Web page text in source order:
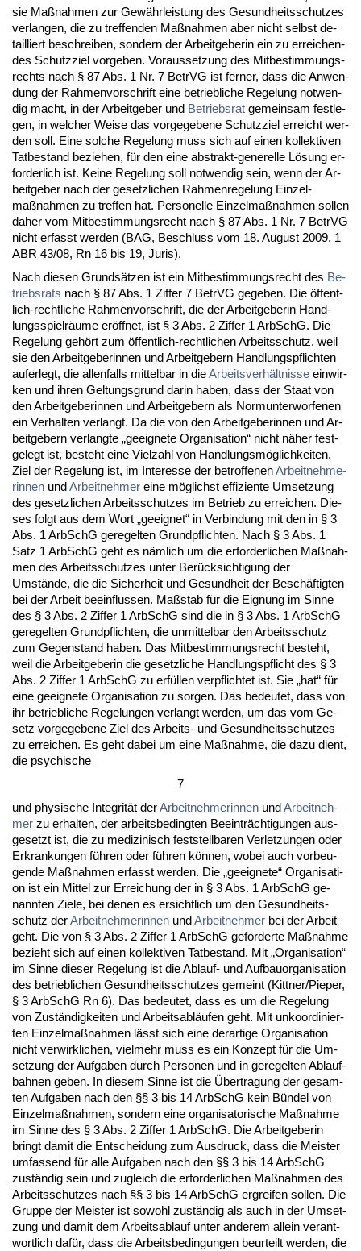
sie Maßnah­men zur Gewähr­leis­tung des Ge­sund­heits­schut­zes
ver­lan­gen, die zu tref­fen­den Maßnah­men aber nicht selbst de­
tail­liert be­schrei­ben, son­dern der Ar­beit­ge­be­rin ein zu er­rei­chen­
des Schutz­ziel vor­ge­ben. Vor­aus­set­zung des Mit­be­stim­mungs­
rechts nach § 87 Abs. 1 Nr. 7 Be­trVG ist fer­ner, dass die An­wen­
dung der Rah­men­vor­schrift ei­ne be­trieb­li­che Re­ge­lung not­wen­
dig macht, in der Ar­beit­ge­ber und Be­triebs­rat ge­mein­sam fest­le­
gen, in wel­cher Wei­se das vor­ge­ge­be­ne Schutz­ziel er­reicht wer­
den soll. Ei­ne sol­che Re­ge­lung muss sich auf ei­nen kol­lek­ti­ven
Tat­be­stand be­zie­hen, für den ei­ne abs­trakt-ge­ne­rel­le Lösung er­
for­der­lich ist. Kei­ne Re­ge­lung soll not­wen­dig sein, wenn der Ar­
beit­ge­ber nach der ge­setz­li­chen Rah­men­re­ge­lung Ein­zel­
maßnah­men zu tref­fen hat. Per­so­nel­le Ein­zel­maßnah­men sol­len
da­her vom Mit­be­stim­mungs­recht nach § 87 Abs. 1 Nr. 7 Be­trVG
nicht er­fasst wer­den (BAG, Be­schluss vom 18. Au­gust 2009, 1
ABR 43/08, Rn 16 bis 19, Ju­ris).
Nach die­sen Grundsätzen ist ein Mit­be­stim­mungs­recht des Be­
triebs­rats nach § 87 Abs. 1 Zif­fer 7 Be­trVG ge­ge­ben. Die öffent­
lich-recht­li­che Rah­men­vor­schrift, die der Ar­beit­ge­be­rin Hand­
lungs­spielräume eröff­net, ist § 3 Abs. 2 Zif­fer 1 Ar­bSchG. Die
Re­ge­lung gehört zum öffent­lich-recht­li­chen Ar­beits­schutz, weil
sie den Ar­beit­ge­be­rin­nen und Ar­beit­ge­bern Hand­lungs­pflich­ten
auf­er­legt, die al­len­falls mit­tel­bar in dieAr­beits­verhält­nis­se ein­wir­
ken und ih­ren Gel­tungs­grund dar­in ha­ben, dass der Staat von
den Ar­beit­ge­be­rin­nen und Ar­beit­ge­bern als Nor­mun­ter­wor­fe­nen
ein Ver­hal­ten ver­langt. Da die von den Ar­beit­ge­be­rin­nen und Ar­
beit­ge­bern ver­lang­te „ge­eig­ne­te Or­ga­ni­sa­ti­on“ nicht näher fest­
ge­legt ist, be­steht ei­ne Viel­zahl von Hand­lungsmöglich­kei­ten.
Ziel der Re­ge­lung ist, im In­ter­es­se der be­trof­fe­nenAr­beit­neh­me­
rin­nen undAr­beit­neh­mer ei­ne möglichst ef­fi­zi­en­te Um­set­zung
des ge­setz­li­chen Ar­beits­schut­zes im Be­trieb zu er­rei­chen. Die­
ses folgt aus dem Wort „ge­eig­net“ in Ver­bin­dung mit den in § 3
Abs. 1 Ar­bSchG ge­re­gel­ten Grund­pflich­ten. Nach § 3 Abs. 1
Satz 1 Ar­bSchG geht es nämlich um die er­for­der­li­chen Maßnah­
men des Ar­beits­schut­zes un­ter Berück­sich­ti­gung der
Umstände, die die Si­cher­heit und Ge­sund­heit der Beschäftig­ten
bei der Ar­beit be­ein­flus­sen. Maßstab für die Eig­nung im Sin­ne
des § 3 Abs. 2 Zif­fer 1 Ar­bSchG sind die in § 3 Abs. 1 Ar­bSchG
ge­re­gel­ten Grund­pflich­ten, die un­mit­tel­bar den Ar­beits­schutz
zum Ge­gen­stand ha­ben. Das Mit­be­stim­mungs­recht be­steht,
weil die Ar­beit­ge­be­rin die ge­setz­li­che Hand­lungs­pflicht des § 3
Abs. 2 Zif­fer 1 Ar­bSchG zu erfüllen ver­pflich­tet ist. Sie „hat“ für
ei­ne ge­eig­ne­te Or­ga­ni­sa­ti­on zu sor­gen. Das be­deu­tet, dass von
ihr be­trieb­li­che Re­ge­lun­gen ver­langt wer­den, um das vom Ge­
setz vor­ge­ge­be­ne Ziel des Ar­beits- und Ge­sund­heits­schut­zes
zu er­rei­chen. Es geht da­bei um ei­ne Maßnah­me, die da­zu dient,
die psy­chi­sche
7
und phy­si­sche In­te­grität derAr­beit­neh­me­rin­nen undAr­beit­neh­
mer zu er­hal­ten, der ar­beits­be­ding­ten Be­ein­träch­ti­gun­gen aus­
ge­setzt ist, die zu me­di­zi­nisch fest­stell­ba­ren Ver­let­zun­gen oder
Er­kran­kun­gen führen oder führen können, wo­bei auch vor­beu­
gen­de Maßnah­men er­fasst wer­den. Die „ge­eig­ne­te“ Or­ga­ni­sa­ti­
on ist ein Mit­tel zur Er­rei­chung der in § 3 Abs. 1 Ar­bSchG ge­
nann­ten Zie­le, bei de­nen es er­sicht­lich um den Ge­sund­heits­
schutz derAr­beit­neh­me­rin­nen undAr­beit­neh­mer bei der Ar­beit
geht. Die von § 3 Abs. 2 Zif­fer 1 Ar­bSchG ge­for­der­te Maßnah­me
be­zieht sich auf ei­nen kol­lek­ti­ven Tat­be­stand. Mit „Or­ga­ni­sa­ti­on“
im Sin­ne die­ser Re­ge­lung ist die Ab­lauf- und Auf­bau­or­ga­ni­sa­ti­on
des be­trieb­li­chen Ge­sund­heits­schut­zes ge­meint (Kitt­ner/Pie­per,
§ 3 Ar­bSchG Rn 6). Das be­deu­tet, dass es um die Re­ge­lung
von Zuständig­kei­ten und Ar­beits­abläufen geht. Mit un­ko­or­di­nier­
ten Ein­zel­maßnah­men lässt sich ei­ne der­ar­ti­ge Or­ga­ni­sa­ti­on
nicht ver­wirk­li­chen, viel­mehr muss es ein Kon­zept für die Um­
set­zung der Auf­ga­ben durch Per­so­nen und in ge­re­gel­ten Ab­lauf­
bah­nen ge­ben. In die­sem Sin­ne ist die Über­tra­gung der ge­sam­
ten Auf­ga­ben nach den §§ 3 bis 14 Ar­bSchG kein Bündel von
Ein­zel­maßnah­men, son­dern ei­ne or­ga­ni­sa­to­ri­sche Maßnah­me
im Sin­ne des § 3 Abs. 2 Zif­fer 1 Ar­bSchG. Die Ar­beit­ge­be­rin
bringt da­mit die Ent­schei­dung zum Aus­druck, dass die Meis­ter
um­fas­send für al­le Auf­ga­ben nach den §§ 3 bis 14 Ar­bSchG
zuständig sein und zu­gleich die er­for­der­li­chen Maßnah­men des
Ar­beits­schut­zes nach §§ 3 bis 14 Ar­bSchG er­grei­fen sol­len. Die
Grup­pe der Meis­ter ist so­wohl zuständig als auch in der Um­set­
zung und da­mit dem Ar­beits­ab­lauf un­ter an­de­rem al­lein ver­ant­
wort­lich dafür, dass die Ar­beits­be­din­gun­gen be­ur­teilt wer­den, die